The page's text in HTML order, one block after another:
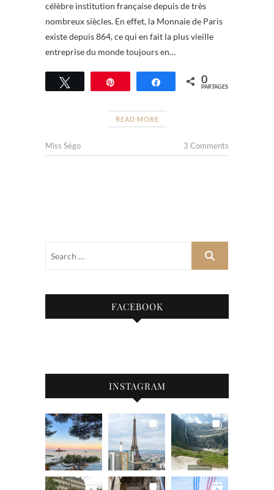
célèbre institution française depuis de très
nombreux siècles. En effet, la Monnaie de Paris
existe depuis 864, ce qui en fait la plus vieille
entreprise du monde toujours en…
Tweetez Partagez0
PARTAGES
READ MORE
Miss Ségo 3 Comments
FACEBOOK
INSTAGRAM